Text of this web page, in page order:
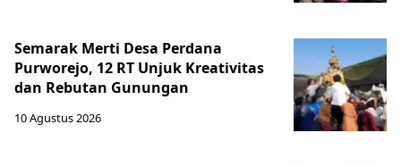
Semarak Merti Desa Perdana
Purworejo, 12 RT Unjuk Kreativitas
dan Rebutan Gunungan
10 Agustus 2026